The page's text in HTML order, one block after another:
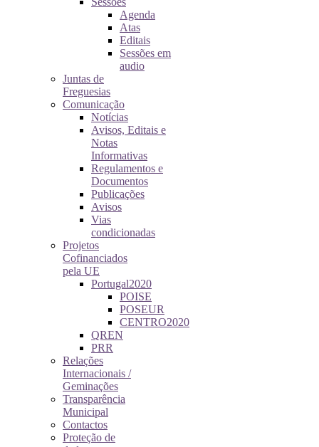
Agenda
Atas
Editais
Sessões em
audio
Juntas de
Freguesias
Comunicação
Notícias
Avisos, Editais e
Notas
Informativas
Regulamentos e
Documentos
Publicações
Avisos
Vias
condicionadas
Projetos
Cofinanciados
pela UE
Portugal2020
POISE
POSEUR
CENTRO2020
QREN
PRR
Relações
Internacionais /
Geminações
Transparência
Municipal
Contactos
Proteção de